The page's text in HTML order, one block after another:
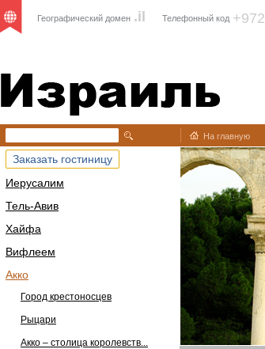
Израиль
Географический домен .il Телефонный код +972
На главную
Заказать гостиницу
Иерусалим
Тель-Авив
Хайфа
Вифлеем
Акко
Город крестоносцев
Рыцари
Акко – столица королевств...